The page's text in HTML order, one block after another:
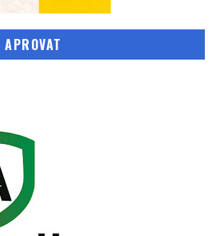
APROVAT